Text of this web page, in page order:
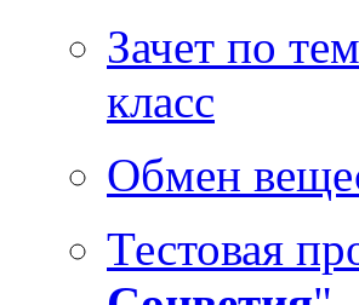
Зачет по
класс
Обмен
Тестовая